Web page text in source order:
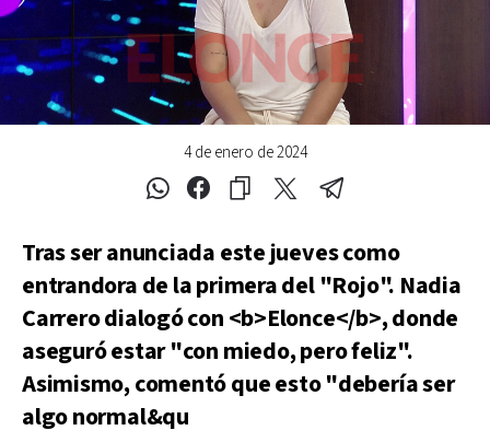
4 de enero de 2024
Tras ser anunciada este jueves como
entrandora de la primera del "Rojo". Nadia
Carrero dialogó con <b>Elonce</b>, donde
aseguró estar "con miedo, pero feliz".
Asimismo, comentó que esto "debería ser
algo normal&qu